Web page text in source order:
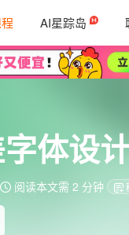
AI星踪岛
体设
阅读本文需 2 分钟